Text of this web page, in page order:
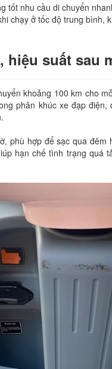
tốt nhu cầu di chuyển
chạy ở tốc độ trung bình,
hiệu suất sau
khoảng 100 km cho
phân khúc xe đạp
phù hợp để sạc qua đêm
hạn chế tình trạng quá